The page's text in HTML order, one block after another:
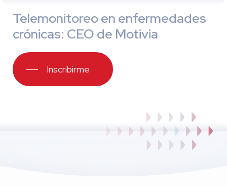
Telemonitoreo en enfermedades
crónicas: CEO de Motivia
Inscribirme